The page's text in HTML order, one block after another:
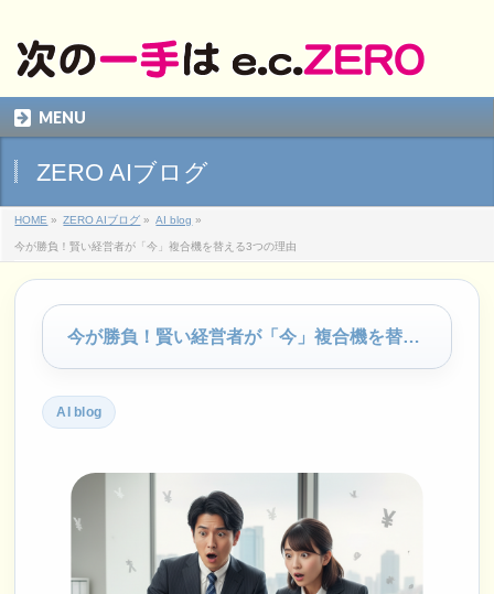
MENU
ZERO AIブログ
HOME » ZERO AIブログ » AI blog »
今が勝負！賢い経営者が「今」複合機を替える3つの理由
今が勝負！賢い経営者が「今」複合機を替える3つの理由
AI blog